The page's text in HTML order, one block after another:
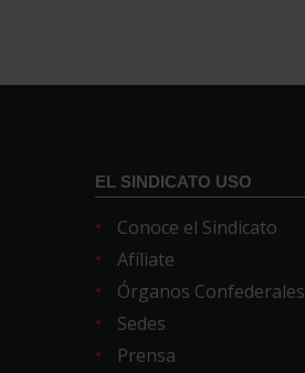
EL SINDICATO USO
Conoce el Sindicato
Afíliate
Órganos Confederales
Sedes
Prensa